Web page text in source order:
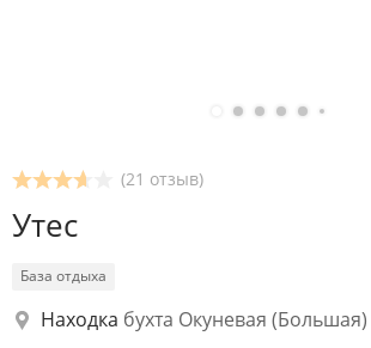
(21 отзыв)
Утес
База отдыха
Находка бухта Окуневая (Большая)